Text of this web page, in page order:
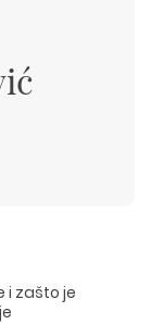
i zašto je